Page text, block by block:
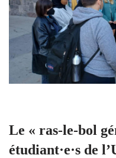
Le « ras-le-bol
étudiant·e·s de